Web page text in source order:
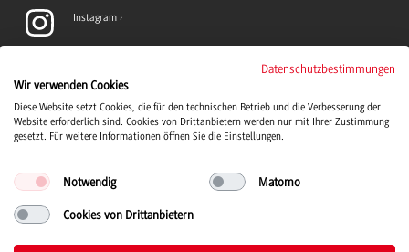
Instagram
TikTok
Datenschutzbestimmungen
Wir verwenden Cookies
Diese Website setzt Cookies, die für den technischen Betrieb und die Verbesserung der
Website erforderlich sind. Cookies von Drittanbietern werden nur mit Ihrer Zustimmung
gesetzt. Für weitere Informationen öffnen Sie die Einstellungen.
Notwendig Matomo
Cookies von Drittanbietern